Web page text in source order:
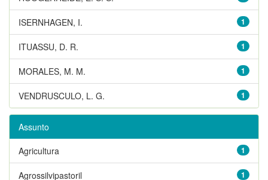
1
ISERNHAGEN, I.
1
ITUASSU, D. R.
1
MORALES, M. M.
1
VENDRUSCULO, L. G.
Assunto
1
Agricultura
1
Agrossilvipastoril